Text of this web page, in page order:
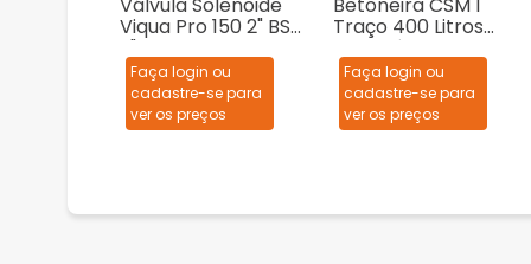
Viqua Pro 150 2" BSP
2"
Faça login ou
cadastre-se para
ver os preços
Traço 400 Litros
Monofásica
127/220V
Faça login ou
cadastre-se para
ver os preços